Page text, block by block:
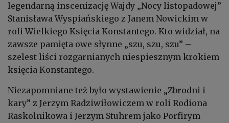
legendarną inscenizację Wajdy „Nocy listopadowej”
Stanisława Wyspiańskiego z Janem Nowickim w
roli Wielkiego Księcia Konstantego. Kto widział, na
zawsze pamięta owe słynne „szu, szu, szu” –
szelest liści rozgarnianych niespiesznym krokiem
księcia Konstantego.
Niezapomniane też było wystawienie „Zbrodni i
kary” z Jerzym Radziwiłowiczem w roli Rodiona
Raskolnikowa i Jerzym Stuhrem jako Porfirym